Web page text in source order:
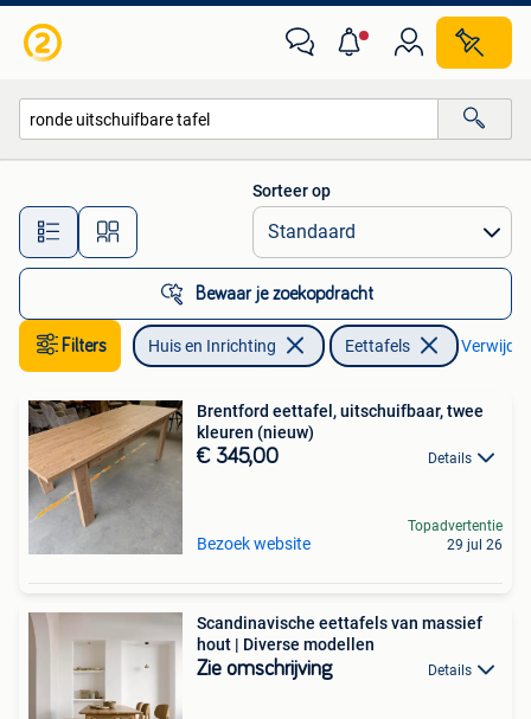
Alle afstanden…
Sorteer op
Bewaar je zoekopdracht
Filters Huis en Inrichting Eettafels
Brentford eettafel, uitschuifbaar, twee
kleuren (nieuw)
€ 345,00 Details
Bezoek website
Topadvertentie
29 jul 26
Scandinavische eettafels van massief
hout | Diverse modellen
Zie omschrijving Details